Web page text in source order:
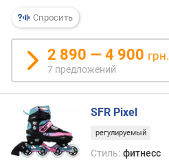
о
з
в
а
м
п
Спросить
2 890 — 4 900 грн.
7 предложений
SFR Pixel
регулируемый
Стиль: фитнесс